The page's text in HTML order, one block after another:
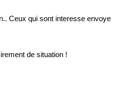
Ceux qui sont interesse envoye
de situation !